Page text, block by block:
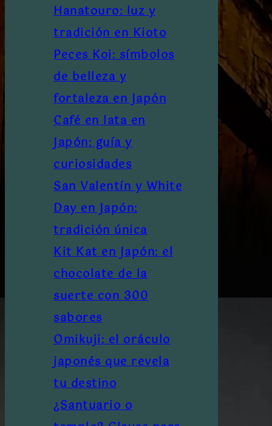
Hanatouro: luz y
tradición en Kioto
Peces Koi: símbolos
de belleza y
fortaleza en Japón
Café en lata en
Japón: guía y
curiosidades
San Valentín y White
Day en Japón:
tradición única
Kit Kat en Japón: el
chocolate de la
suerte con 300
sabores
Omikuji: el oráculo
japonés que revela
tu destino
¿Santuario o